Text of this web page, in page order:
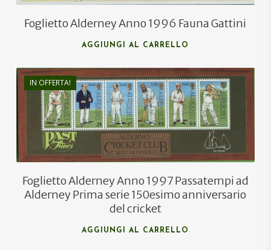
Foglietto Alderney Anno 1996 Fauna Gattini
AGGIUNGI AL CARRELLO
IN OFFERTA!
€13,00
€8,00
Foglietto Alderney Anno 1997 Passatempi ad
Alderney Prima serie 150esimo anniversario
del cricket
AGGIUNGI AL CARRELLO